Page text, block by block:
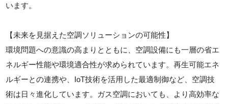
います。
【未来を見据えた空調ソリューションの可能性】
環境問題への意識の高まりとともに、空調設備にも一層の省エ
ネルギー性能や環境適合性が求められています。再生可能エネ
ルギーとの連携や、IoT技術を活用した最適制御など、空調技
術は日々進化しています。ガス空調においても、より高効率な